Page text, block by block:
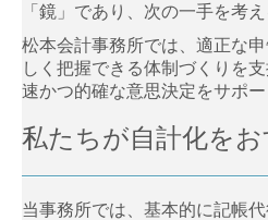
ＴＫＣシステムのご紹介
サービス案内
創業支援
「鏡」であり、次の一手を考
松本会計事務所では、適正な
しく把握できる体制づくりを
速かつ的確な意思決定をサポー
私たちが自計化を
当事務所では、基本的に記帳